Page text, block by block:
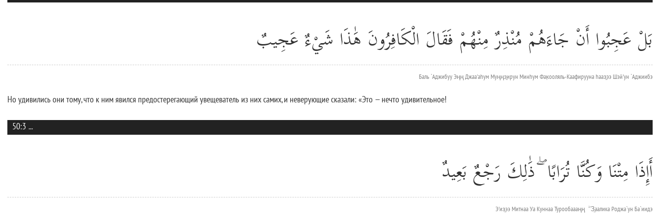
بَلْ عَجِبُوا أَنْ جَاءَهُمْ مُنْذِرٌ مِنْهُمْ فَقَالَ الْكَافِرُونَ هَٰذَا شَيْءٌ عَجِيبٌ
Баль `Аджибуу Эңң Джаа'аhум Муңңз̱ирун Минhум Фак̣ооляль-Каафирууна hааз̱ээ Шэй'ун `Аджиибэ
Но удивились они тому, что к ним явился предостерегающий увещеватель из них самих, и неверующие сказали: «Это — нечто удивительное!
50:3 ...
أَإِذَا مِتْنَا وَكُنَّا تُرَابًا ۖ ذَٰلِكَ رَجْعٌ بَعِيدٌ
Э'из̱ээ Митнаа Уа Куннаа Турообаааңң ۖ З̱аалика Роджа`ун Ба`иидэ